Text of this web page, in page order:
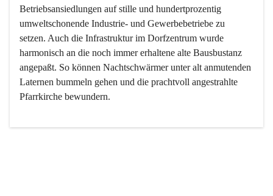
Betriebsansiedlungen auf stille und hundertprozentig
umweltschonende Industrie- und Gewerbebetriebe zu
setzen. Auch die Infrastruktur im Dorfzentrum wurde
harmonisch an die noch immer erhaltene alte Bausbustanz
angepaßt. So können Nachtschwärmer unter alt anmutenden
Laternen bummeln gehen und die prachtvoll angestrahlte
Pfarrkirche bewundern.
Der Weinbau dominert heute nicht mehr, ist aber integrativer